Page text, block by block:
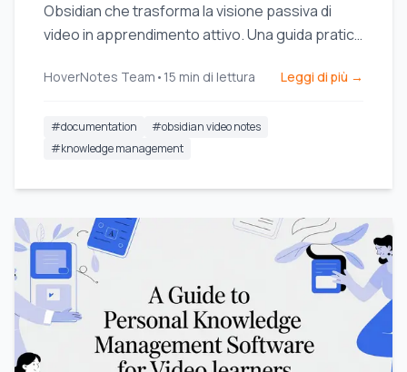
Obsidian che trasforma la visione passiva di
video in apprendimento attivo. Una guida pratica
HoverNotes Team • 15 min di lettura Leggi di più →
#documentation #obsidian video notes
#knowledge management